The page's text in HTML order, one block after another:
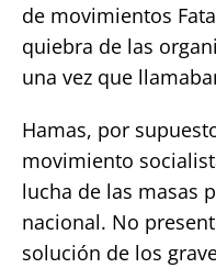
de movimientos
quiebra de las
una vez que
Hamas, por
movimiento
lucha de las masas
nacional. No
solución de los